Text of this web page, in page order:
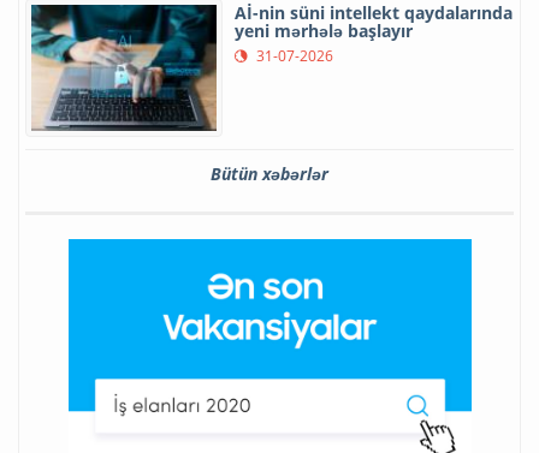
Aİ-nin süni intellekt qaydalarında
yeni mərhələ başlayır
31-07-2026
Bütün xəbərlər